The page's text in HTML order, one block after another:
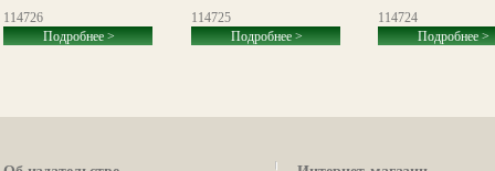
114726
Подробнее >
114725
Подробнее >
114724
Подробнее >